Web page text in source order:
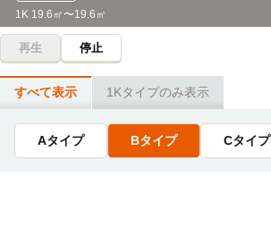
『柚須』→（JR福北ゆたか線7分）→『博多』
専門学校ビジョナリーアーツ(福岡校)
『柚須』→（JR福北ゆたか線7分）→『博多』
専門学校日本デザイナー学院(九州校)
1K 19.6㎡〜19.6㎡
再生 停止
すべて表示 1Kタイプのみ表示
Aタイプ Bタイプ Cタイプ